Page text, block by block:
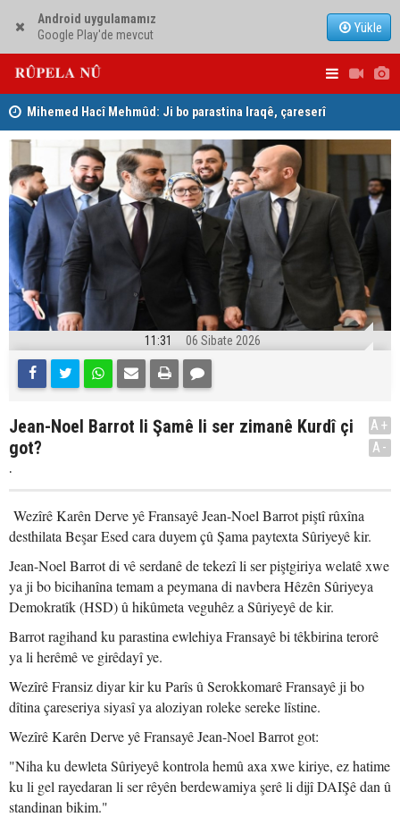
Android uygulamamız
Google Play'de mevcut
Yükle
Mihemed Hacî Mehmûd: Ji bo parastina Iraqê, çareserî
sîstema konfederalî ye Dîcleyê
11:31 06 Sibate 2026
Jean-Noel Barrot li Şamê li ser zimanê Kurdî çi
got?
.
A+
A-
Wezîrê Karên Derve yê Fransayê Jean-Noel Barrot piştî rûxîna
desthilata Beşar Esed cara duyem çû Şama paytexta Sûriyeyê kir.
Jean-Noel Barrot di vê serdanê de tekezî li ser piştgiriya welatê xwe
ya ji bo bicihanîna temam a peymana di navbera Hêzên Sûriyeya
Demokratîk (HSD) û hikûmeta veguhêz a Sûriyeyê de kir.
Barrot ragihand ku parastina ewlehiya Fransayê bi têkbirina terorê
ya li herêmê ve girêdayî ye.
Wezîrê Fransiz diyar kir ku Parîs û Serokkomarê Fransayê ji bo
dîtina çareseriya siyasî ya aloziyan roleke sereke lîstine.
Wezîrê Karên Derve yê Fransayê Jean-Noel Barrot got:
"Niha ku dewleta Sûriyeyê kontrola hemû axa xwe kiriye, ez hatime
ku li gel rayedaran li ser rêyên berdewamiya şerê li dijî DAIŞê dan û
standinan bikim."